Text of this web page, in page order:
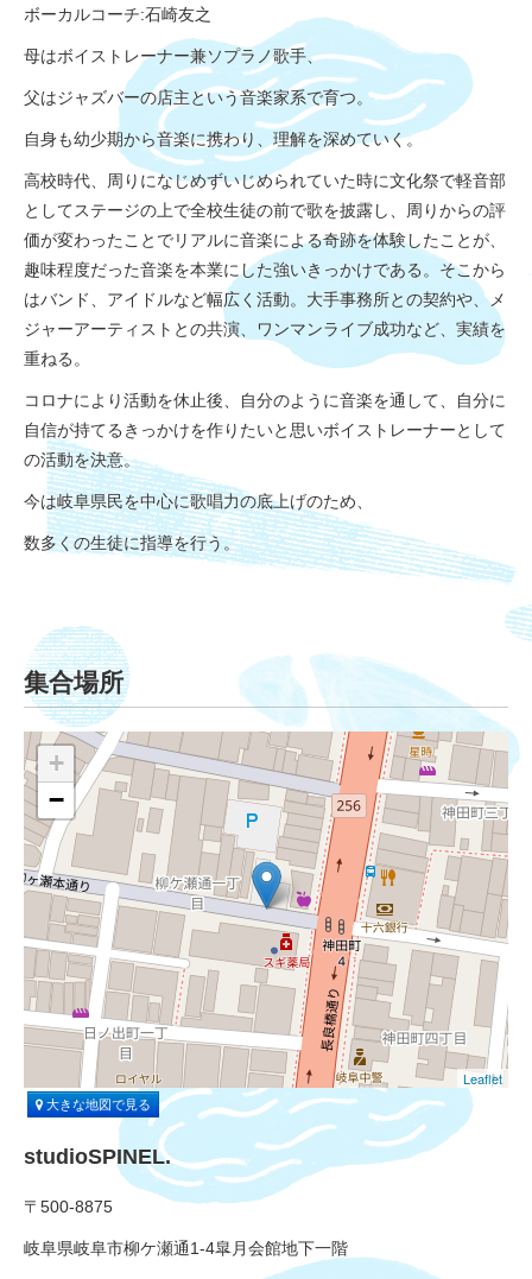
ボーカルコーチ:石崎友之
母はボイストレーナー兼ソプラノ歌手、
父はジャズバーの店主という音楽家系で育つ。
自身も幼少期から音楽に携わり、理解を深めていく。
高校時代、周りになじめずいじめられていた時に文化祭で軽音部
としてステージの上で全校生徒の前で歌を披露し、周りからの評
価が変わったことでリアルに音楽による奇跡を体験したことが、
趣味程度だった音楽を本業にした強いきっかけである。そこから
はバンド、アイドルなど幅広く活動。大手事務所との契約や、メ
ジャーアーティストとの共演、ワンマンライブ成功など、実績を
重ねる。
コロナにより活動を休止後、
自分のように音楽を通して、自分に
自信が持てるきっかけを作りたいと思いボイストレーナーとして
の活動を決意。
今は岐阜県民を中心に歌唱力の底上げのため、
数多くの生徒に指導を行う。
集合場所
+
−
Leaflet
大きな地図で見る
studioSPINEL.
〒500-8875
岐阜県岐阜市柳ケ瀬通1-4皐月会館地下一階